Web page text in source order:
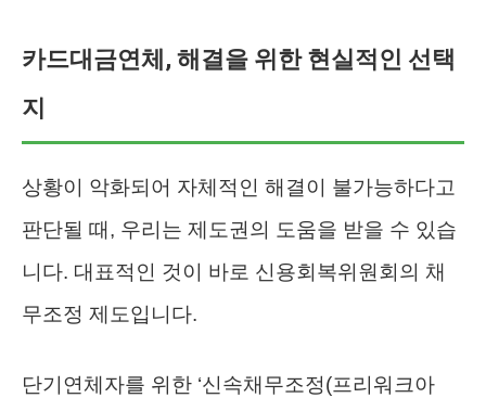
카드대금연체, 해결을 위한 현실적인 선택
지
상황이 악화되어 자체적인 해결이 불가능하다고
판단될 때, 우리는 제도권의 도움을 받을 수 있습
니다. 대표적인 것이 바로 신용회복위원회의 채
무조정 제도입니다.
단기연체자를 위한 ‘신속채무조정(프리워크아